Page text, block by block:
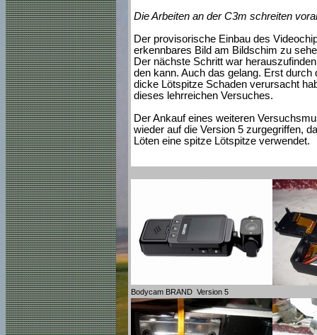
Die Arbeiten an der C3m schreiten
Der provisorische Einbau des
erkennbares Bild am Bildschim zu
Der nächste Schritt war
den kann. Auch das gelang. Erst
dicke Lötspitze Schaden verursacht
dieses lehrreichen Versuches.
Der Ankauf eines weiteren
wieder auf die Version 5 zurgegriffen,
Löten eine spitze Lötspitze verwendet.
Bodycam BRAND Version 5